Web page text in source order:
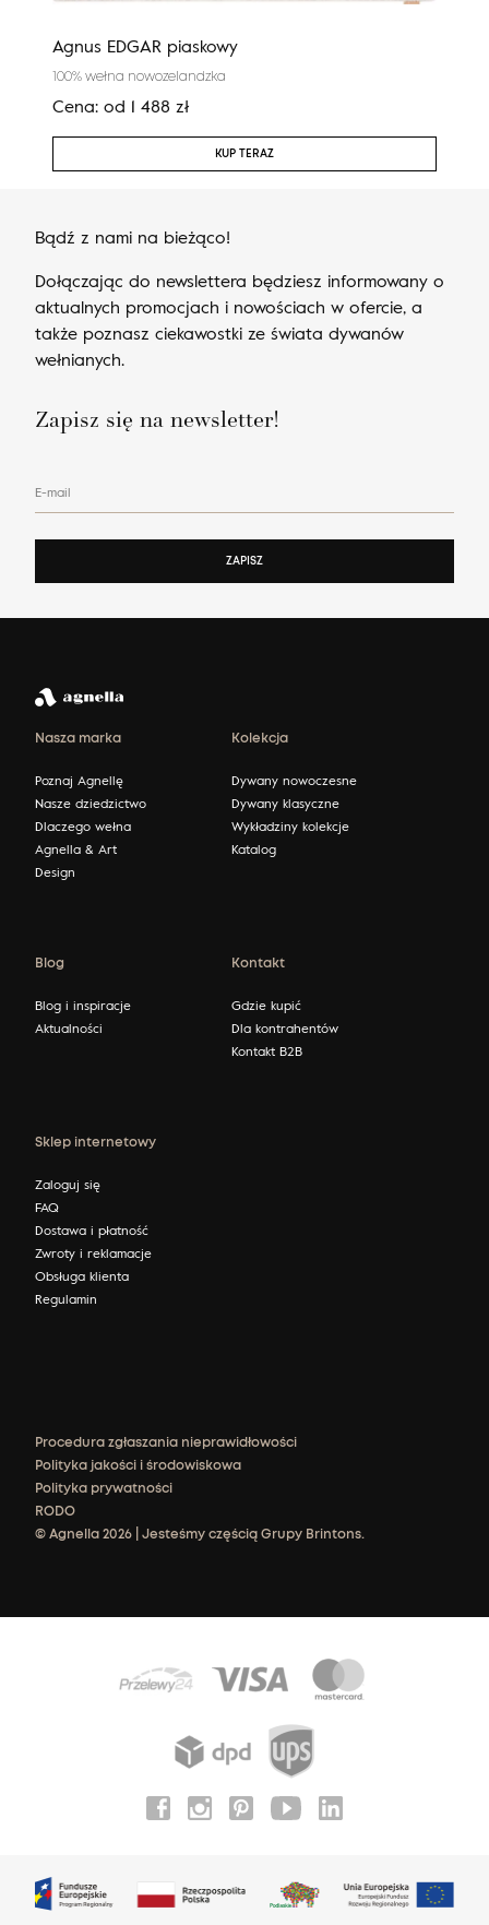
Agnus EDGAR piaskowy
100% wełna nowozelandzka
Cena: od 1 488 zł
KUP TERAZ
Bądź z nami na bieżąco!
Dołączając do newslettera będziesz informowany o
aktualnych promocjach i nowościach w ofercie, a
także poznasz ciekawostki ze świata dywanów
wełnianych.
Zapisz się na newsletter!
E-mail
ZAPISZ
Nasza marka
Poznaj Agnellę
Nasze dziedzictwo
Dlaczego wełna
Agnella & Art
Design
Kolekcja
Dywany nowoczesne
Dywany klasyczne
Wykładziny kolekcje
Katalog
Blog
Blog i inspiracje
Aktualności
Kontakt
Gdzie kupić
Dla kontrahentów
Kontakt B2B
Sklep internetowy
Zaloguj się
FAQ
Dostawa i płatność
Zwroty i reklamacje
Obsługa klienta
Regulamin
Procedura zgłaszania nieprawidłowości
Polityka jakości i środowiskowa
Polityka prywatności
RODO
© Agnella 2026 | Jesteśmy częścią Grupy Brintons.